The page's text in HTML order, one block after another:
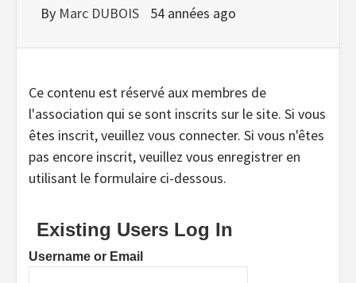
By Marc DUBOIS 54 années ago
Ce contenu est réservé aux membres de
l'association qui se sont inscrits sur le site. Si vous
êtes inscrit, veuillez vous connecter. Si vous n'êtes
pas encore inscrit, veuillez vous enregistrer en
utilisant le formulaire ci-dessous.
Existing Users Log In
Username or Email